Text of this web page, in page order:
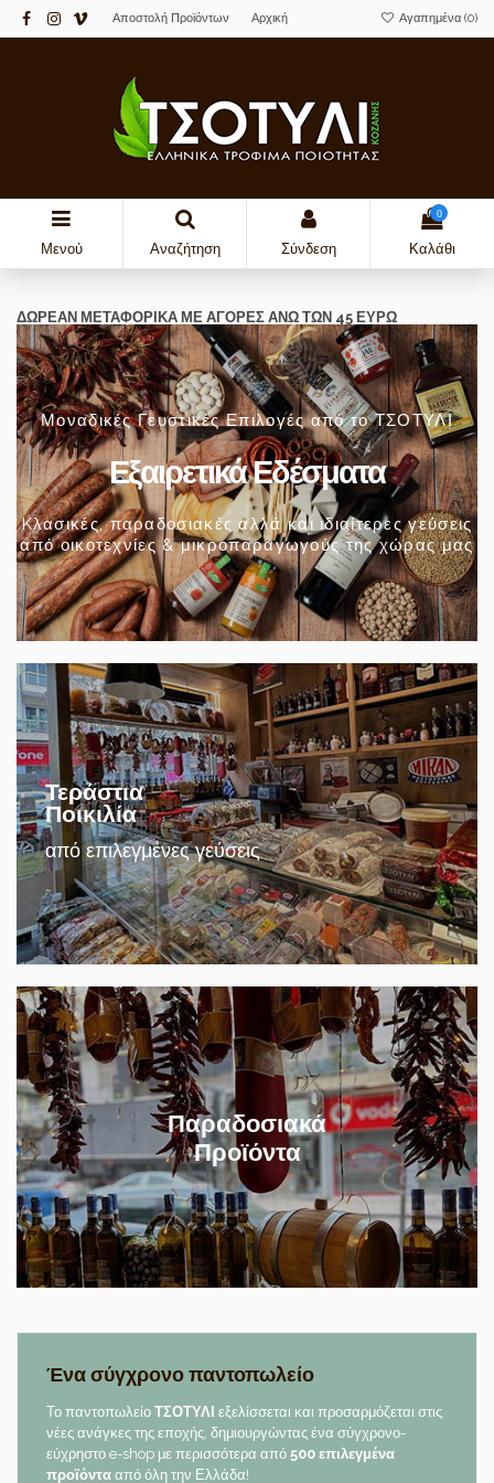
Αποστολή Προϊόντων Αρχική Αγαπημένα (0)
Μενού Αναζήτηση Σύνδεση
0
Καλάθι
ΔΩΡΕΑΝ ΜΕΤΑΦΟΡΙΚΑ ΜΕ ΑΓΟΡΕΣ ΑΝΩ ΤΩΝ 45 ΕΥΡΩ
Μοναδικές Γευστικές Επιλογές από το ΤΣΟΤΥΛΙ
Εξαιρετικά Εδέσματα
Kλασικές, παραδοσιακές αλλά και ιδιαίτερες γεύσεις
από οικοτεχνίες & μικροπαραγωγούς της χώρας μας
Τεράστια
Ποικιλία
από επιλεγμένες γεύσεις
Παραδοσιακά
Προϊόντα
Ένα σύγχρονο παντοπωλείο
Το παντοπωλείο ΤΣΟΤΥΛΙ εξελίσσεται και προσαρμόζεται στις
νέες ανάγκες της εποχής, δημιουργώντας ένα σύγχρονο-
εύχρηστο e-shop με περισσότερα από 500 επιλεγμένα
προϊόντα από όλη την Ελλάδα!